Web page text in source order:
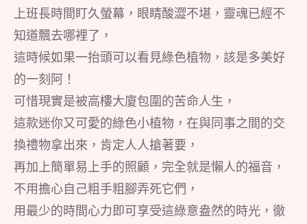
上班長時間盯久螢幕，眼睛酸澀不堪，靈魂已經不
知道飄去哪裡了，
這時候如果一抬頭可以看見綠色植物，該是多美好
的一刻阿！
可惜現實是被高樓大廈包圍的苦命人生，
這款迷你又可愛的綠色小植物，在與同事之間的交
換禮物拿出來，肯定人人搶著要，
再加上簡單易上手的照顧，完全就是懶人的福音，
不用擔心自己粗手粗腳弄死它們，
用最少的時間心力即可享受這綠意盎然的時光，徹